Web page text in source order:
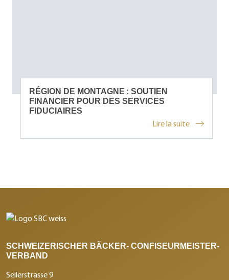
RÉGION DE MONTAGNE : SOUTIEN
FINANCIER POUR DES SERVICES
FIDUCIAIRES
Lire la suite
SCHWEIZERISCHER BÄCKER- CONFISEURMEISTER-
VERBAND
Seilerstrasse 9